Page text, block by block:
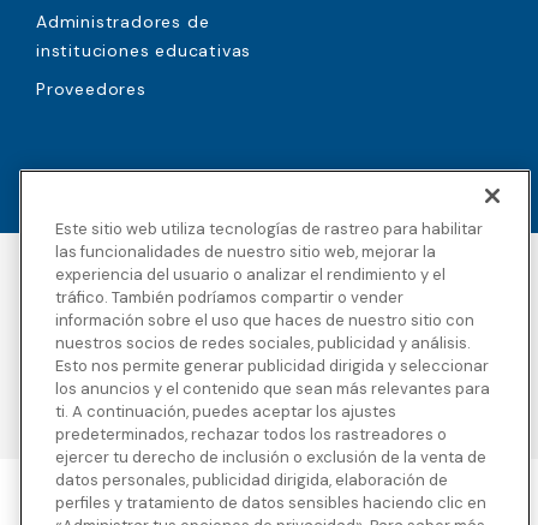
Administradores de
instituciones educativas
Proveedores
Accesibilidad
Derechos de autor
Política de privacidad
Avisos legales
Términos y condiciones
Divulgaciones de
terceros
Transparencia en la
cobertura
Mapa del sitio
Blue Cross Blue Shield Global Solutions es el nombre comercial de
Este sitio web utiliza tecnologías de rastreo para habilitar
las funcionalidades de nuestro sitio web, mejorar la
experiencia del usuario o analizar el rendimiento y el
tráfico. También podríamos compartir o vender
información sobre el uso que haces de nuestro sitio con
nuestros socios de redes sociales, publicidad y análisis.
Esto nos permite generar publicidad dirigida y seleccionar
los anuncios y el contenido que sean más relevantes para
ti. A continuación, puedes aceptar los ajustes
predeterminados, rechazar todos los rastreadores o
ejercer tu derecho de inclusión o exclusión de la venta de
datos personales, publicidad dirigida, elaboración de
perfiles y tratamiento de datos sensibles haciendo clic en